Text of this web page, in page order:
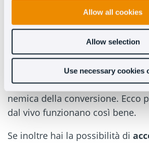
Allow all cookies
Allow selection
Use necessary cookies
queste stesse questioni.
soluzioni il più
possibile,non limitarti a una
e, soprattutto, dai priorità
reale. Ricorda che la riflessione
nemica della conversione. Ecco
dal vivo funzionano così bene.
Se inoltre hai la possibilità di